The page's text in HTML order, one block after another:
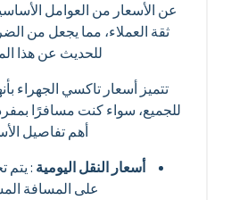
عن الأسعار من العوامل
ثقة العملاء، مما يجعل من
للحديث عن هذا
تتميز أسعار تاكسي الجهراء
للجميع، سواء كنت مسافرًا
أهم تفاصيل
أسعار النقل اليومية: يتم
على المسافة